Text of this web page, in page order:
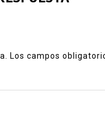
Los campos